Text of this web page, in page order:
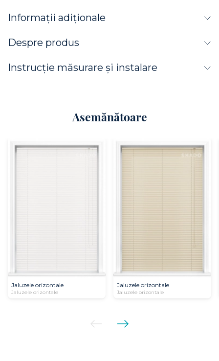
Informații adiționale
Despre produs
Instrucție măsurare și instalare
Asemănătoare
Jaluzele orizontale
Jaluzele orizontale
Jaluzele orizontale
Jaluzele orizontale